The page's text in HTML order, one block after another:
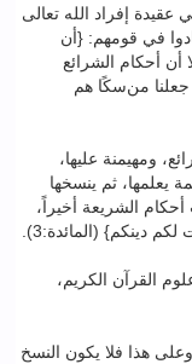
عقيدة إفراد الله تعالى
في قومهم: {أن
ما لكم من إله غيره} (المؤمنون:32) إلا أن أحكام الشرائع
منسكًا هم
ومهيمنة عليها،
يعلمها، ثم ينسخها
الشريعة أخيراً،
دينكم} (المائدة:3).
القرآن الكريم،
هذا فلا يكون النسخ